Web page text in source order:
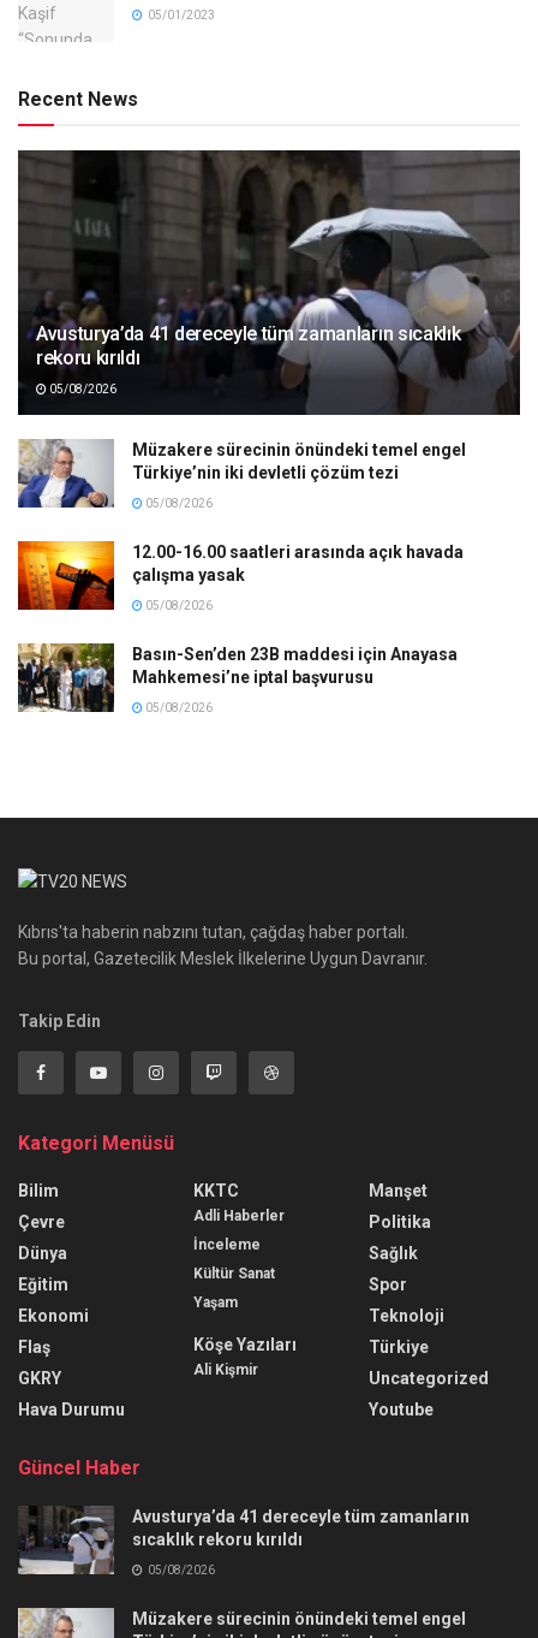
05/01/2023
Recent News
Avusturya’da 41 dereceyle tüm zamanların sıcaklık
rekoru kırıldı
05/08/2026
Müzakere sürecinin önündeki temel engel
Türkiye’nin iki devletli çözüm tezi
05/08/2026
12.00-16.00 saatleri arasında açık havada
çalışma yasak
05/08/2026
Basın-Sen’den 23B maddesi için Anayasa
Mahkemesi’ne iptal başvurusu
05/08/2026
Kıbrıs'ta haberin nabzını tutan, çağdaş haber portalı.
Bu portal, Gazetecilik Meslek İlkelerine Uygun Davranır.
Takip Edin
Kategori Menüsü
Bilim
Çevre
Dünya
Eğitim
Ekonomi
Flaş
GKRY
Hava Durumu
KKTC
Adli Haberler
İnceleme
Kültür Sanat
Yaşam
Köşe Yazıları
Ali Kişmir
Manşet
Politika
Sağlık
Spor
Teknoloji
Türkiye
Uncategorized
Youtube
Güncel Haber
Avusturya’da 41 dereceyle tüm zamanların
sıcaklık rekoru kırıldı
05/08/2026
Müzakere sürecinin önündeki temel engel